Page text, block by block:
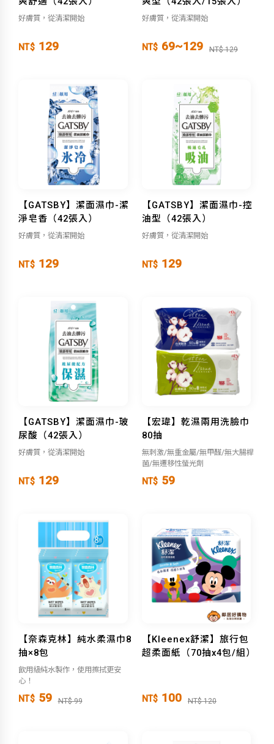
好膚質，從清潔開始
NT$ 129
好膚質，從清潔開始
NT$ 69~129 NT$ 129
【GATSBY】潔面濕巾-潔
淨皂香（42張入）
好膚質，從清潔開始
NT$ 129
【GATSBY】潔面濕巾-控
油型（42張入）
好膚質，從清潔開始
NT$ 129
【GATSBY】潔面濕巾-玻
尿酸（42張入）
好膚質，從清潔開始
NT$ 129
【宏瑋】乾濕兩用洗臉巾
80抽
無刺激/無重金屬/無甲醛/無大腸桿
菌/無遷移性螢光劑
NT$ 59
【奈森克林】純水柔濕巾8
抽×8包
飲用級純水製作，使用擦拭更安
心！
NT$ 59 NT$ 99
【Kleenex舒潔】旅行包
超柔面紙（70抽x4包/組）
NT$ 100 NT$ 120